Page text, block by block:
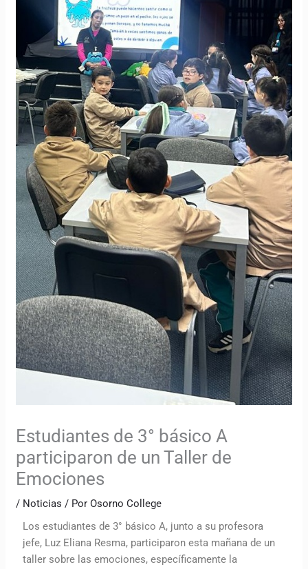
Estudiantes de 3° básico A
participaron de un Taller de
Emociones
/ Noticias / PorOsorno College
Los estudiantes de 3° básico A, junto a su profesora
jefe, Luz Eliana Resma, participaron esta mañana de un
taller sobre las emociones, específicamente la